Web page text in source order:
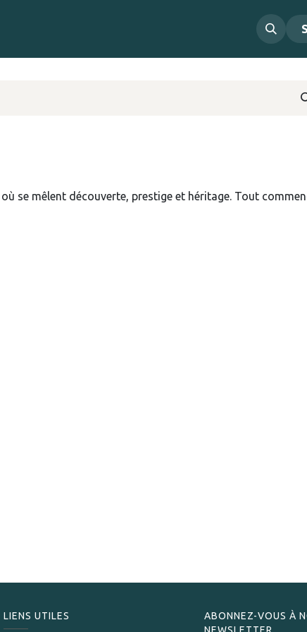
se mêlent découverte, prestige et héritage. Tout
LIENS UTILES
ABONNEZ-VOUS À